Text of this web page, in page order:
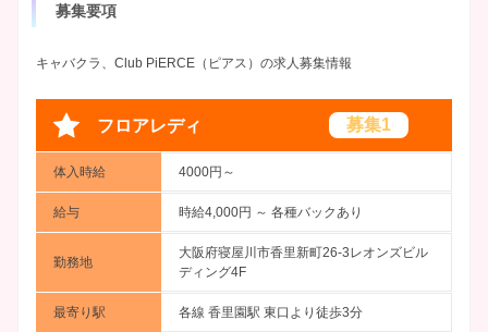
募集要項
キャバクラ、Club PiERCE（ピアス）の求人募集情報
フロアレディ 募集1
体入時給 4000円～
給与 時給4,000円 ～ 各種バックあり
勤務地
大阪府寝屋川市香里新町26-3レオンズビル
ディング4F
最寄り駅 各線 香里園駅 東口より徒歩3分